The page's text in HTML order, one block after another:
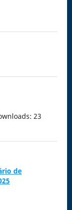
23
de